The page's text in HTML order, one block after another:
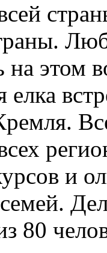
на этом
елка
и
80